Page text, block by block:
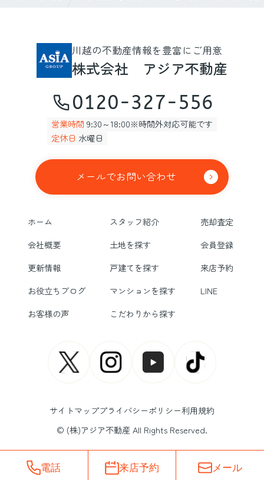
川越の不動産情報を豊富にご用意
株式会社 アジア不動産
0120-327-556
営業時間 9:30～18:00※時間外対応可能です
定休日 水曜日
メールでお問い合わせ
ホーム スタッフ紹介
売却査定
会社概要
土地を探す
会員登録
更新情報
戸建てを探す
来店予約
お役立ちブログ
マンションを探す
LINE
お客様の声
こだわりから探す
サイトマッププライバシーポリシー利用規約
© (株)アジア不動産 All Rights Reserved.
電話 来店予約 メール